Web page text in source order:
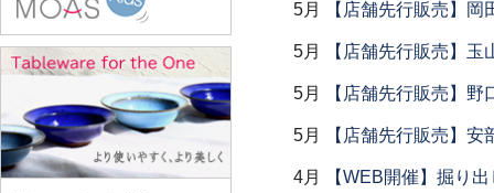
5月 【店舗先行販売】岡
5月 【店舗先行販売】
5月 【店舗先行販売】野
5月 【店舗先行販売】
4月 【WEB開催】掘り
池田大介
石川漆宝堂
石田誠
和泉良法
市川知也
伊藤聡信
日下華子
葛和万紀
工藤和彦
熊谷峻
鈴木重孝
鈴木潤吾
鈴木涼子
須谷窯
田沼英里
崔在皓
滴生舎
土井康治朗
西納三枝
野口悦士
原光弘
日高伸治
日高直子
ヒヅミ峠舎
樋山真弓
水垣千悦
水野克俊
みずのみさ
光井威善
三留舞
山本哲也
山本恭代
山本亮平
Yu-ten
雪ノ浦裕一
吉岡将弐